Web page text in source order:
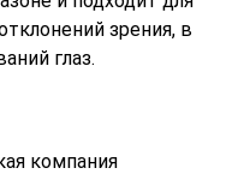
зрения, в
глаз.
компания